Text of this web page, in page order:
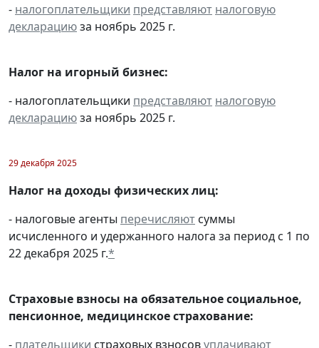
- налогоплательщики представляют налоговую
декларациюза ноябрь 2025 г.
Налог на игорный бизнес:
- налогоплательщики представляют налоговую
декларациюза ноябрь 2025 г.
29 декабря 2025
Налог на доходы физических лиц:
- налоговые агенты перечисляют суммы
исчисленного и удержанного налога за период с 1 по
22 декабря 2025 г.*
Страховые взносы на обязательное социальное,
пенсионное, медицинское страхование:
- плательщики страховых взносовуплачивают